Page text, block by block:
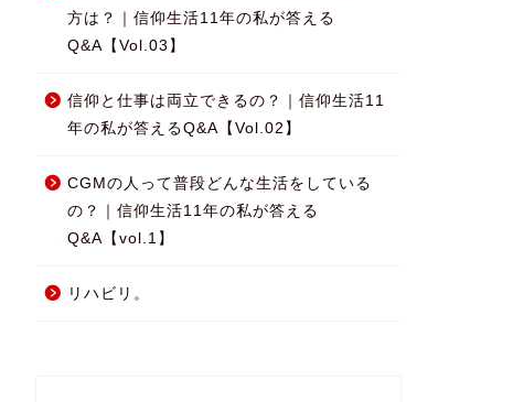
方は？｜信仰生活11年の私が答える
Q&A【Vol.03】
信仰と仕事は両立できるの？｜信仰生活11
年の私が答えるQ&A【Vol.02】
CGMの人って普段どんな生活をしている
の？｜信仰生活11年の私が答える
Q&A【vol.1】
リハビリ。